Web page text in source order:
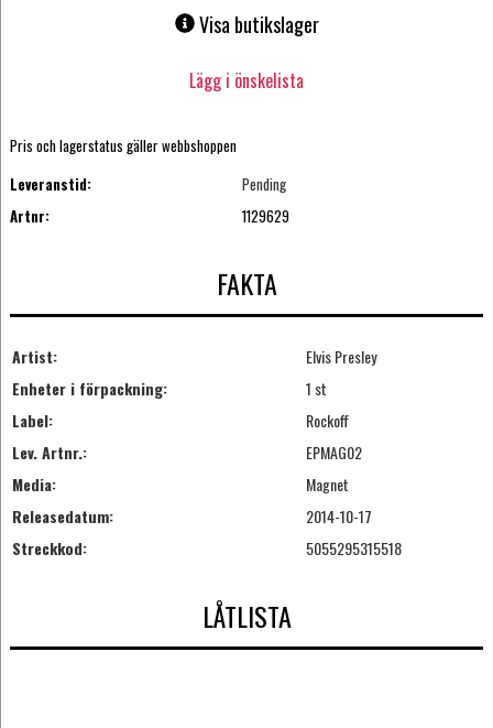
Visa butikslager
Lägg i önskelista
Pris och lagerstatus gäller webbshoppen
Leveranstid:
Pending
Artnr:
1129629
FAKTA
Artist:
Elvis Presley
Enheter i förpackning:
1 st
Label:
Rockoff
Lev. Artnr.:
EPMAG02
Media:
Magnet
Releasedatum:
2014-10-17
Streckkod:
5055295315518
LÅTLISTA